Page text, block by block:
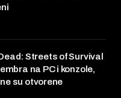
Streets of Survival
na PC i konzole,
su otvorene